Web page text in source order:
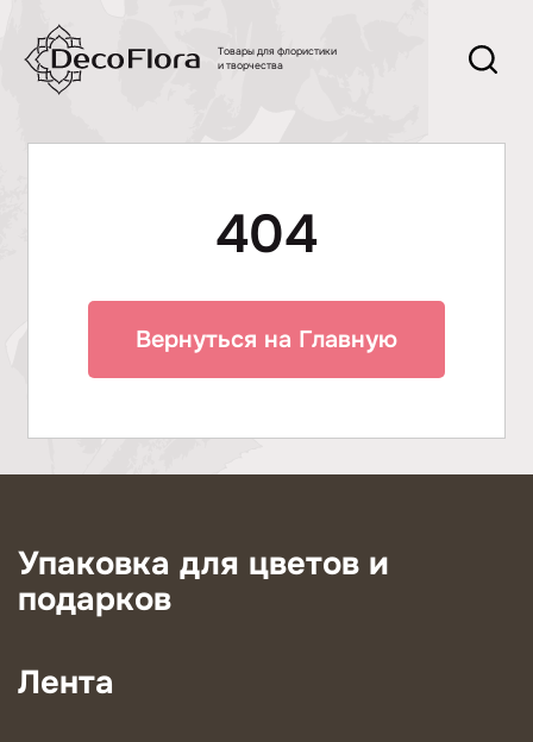
Товары для флористики
и творчества
404
Вернуться на Главную
Упаковка для цветов и
подарков
Лента